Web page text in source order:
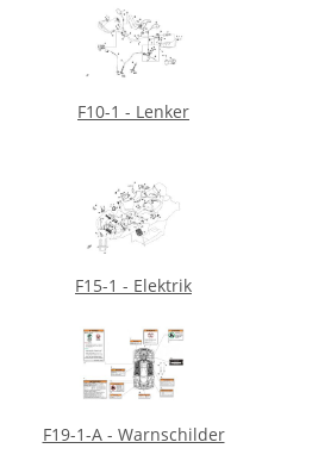
F10-1 - Lenker
F15-1 - Elektrik
F19-1-A - Warnschilder